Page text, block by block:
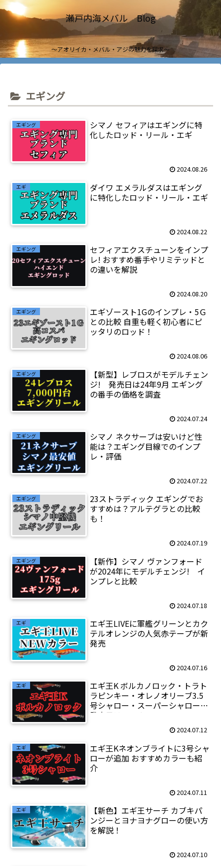
瀬戸内海メバル Blog
～アオリイカ・メバル・アジの魅力を探求～
エギング
エギング
シマノ セフィアはエギングに特
化したロッド・リール・エギ
2024.08.26
エギ
ダイワ エメラルダスはエギング
に特化したロッド・リール・エギ
2024.08.22
エギング
セフィアエクスチューンをインプ
レ! おすすめ番手やリミテッドと
の違いを解説
2024.08.20
エギング
エギゾースト1Gのインプレ・5Ｇ
との比較 自重も軽く初心者にピ
ッタリのロッド！
2024.08.06
エギング
【新型】レブロスがモデルチェン
ジ! 発売日は24年9月 エギング
の番手の価格を調査
2024.07.24
エギング
シマノ ネクサーブは安いけど性
能は？エギング目線でのインプ
レ・評価
2024.07.22
エギング
23ストラディック エギングでお
すすめは？アルテグラとの比較
も！
2024.07.19
エギング
【新作】シマノ ヴァンフォード
が2024年にモデルチェンジ! イ
ンプレと比較
2024.07.18
エギ
エギ王LIVEに軍艦グリーンとカク
テルオレンジの人気赤テープが新
発売
2024.07.16
エギ
エギ王K ボルカノロック・トラト
ラピンキー・オレノオリーブ3.5
号シャロー・スーパーシャローの
発売日はいつ？
2024.07.12
エギ
エギ王Kネオンブライトに3号シャ
ローが追加 おすすめカラーも紹
介
2024.07.11
エギ
【新色】エギ王サーチ カブキパ
ンジーとヨナヨナグローの使い方
を解説！
2024.07.10